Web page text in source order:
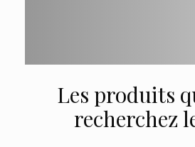
Les produits
recherchez